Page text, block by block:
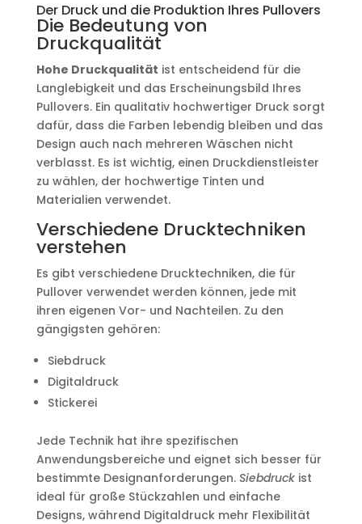
Der Druck und die Produktion Ihres Pullovers
Die Bedeutung von
Druckqualität
Hohe Druckqualität ist entscheidend für die
Langlebigkeit und das Erscheinungsbild Ihres
Pullovers. Ein qualitativ hochwertiger Druck sorgt
dafür, dass die Farben lebendig bleiben und das
Design auch nach mehreren Wäschen nicht
verblasst. Es ist wichtig, einen Druckdienstleister
zu wählen, der hochwertige Tinten und
Materialien verwendet.
Verschiedene Drucktechniken
verstehen
Es gibt verschiedene Drucktechniken, die für
Pullover verwendet werden können, jede mit
ihren eigenen Vor- und Nachteilen. Zu den
gängigsten gehören:
Siebdruck
Digitaldruck
Stickerei
Jede Technik hat ihre spezifischen
Anwendungsbereiche und eignet sich besser für
bestimmte Designanforderungen. Siebdruckist
ideal für große Stückzahlen und einfache
Designs, während Digitaldruck mehr Flexibilität